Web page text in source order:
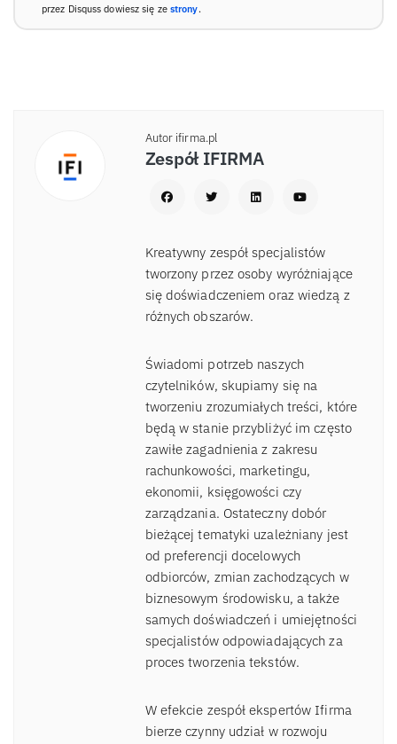
przez Disquss dowiesz się ze strony.
Autor ifirma.pl
Zespół IFIRMA
Kreatywny zespół specjalistów
tworzony przez osoby wyróżniające
się doświadczeniem oraz wiedzą z
różnych obszarów.
Świadomi potrzeb naszych
czytelników, skupiamy się na
tworzeniu zrozumiałych treści, które
będą w stanie przybliżyć im często
zawiłe zagadnienia z zakresu
rachunkowości, marketingu,
ekonomii, księgowości czy
zarządzania. Ostateczny dobór
bieżącej tematyki uzależniany jest
od preferencji docelowych
odbiorców, zmian zachodzących w
biznesowym środowisku, a także
samych doświadczeń i umiejętności
specjalistów odpowiadających za
proces tworzenia tekstów.
W efekcie zespół ekspertów Ifirma
bierze czynny udział w rozwoju